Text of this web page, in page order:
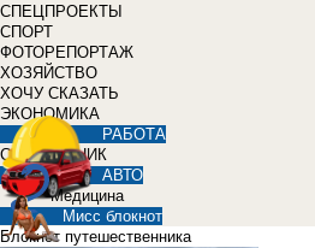
СПЕЦПРОЕКТЫ
СПОРТ
ФОТОРЕПОРТАЖ
ХОЗЯЙСТВО
ХОЧУ СКАЗАТЬ
ЭКОНОМИКА
РАБОТА
СПРАВОЧНИК
АВТО
Медицина
Мисс блокнот
Блокнот путешественника